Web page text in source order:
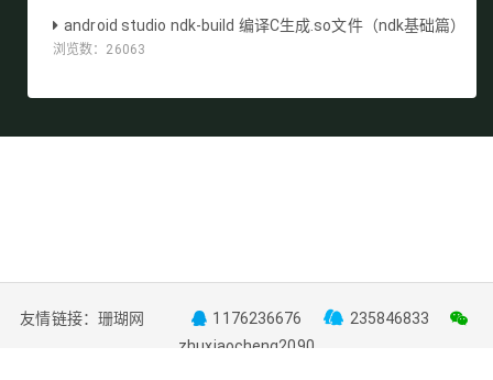
android studio ndk-build 编译C生成.so文件（ndk基础篇）
浏览数： 26063
友情链接： 珊瑚网 1176236676
235846833
zhuxiaocheng2090